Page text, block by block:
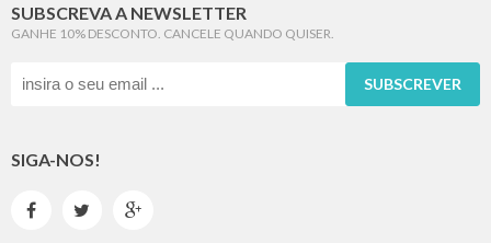
SUBSCREVA A NEWSLETTER
GANHE 10% DESCONTO. CANCELE QUANDO QUISER.
SUBSCREVER
SIGA-NOS!
  